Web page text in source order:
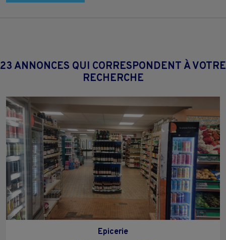
23 ANNONCES QUI CORRESPONDENT À VOTRE
RECHERCHE
Epicerie